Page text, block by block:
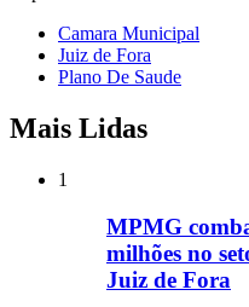
Camara Municipal
Juiz de Fora
Plano De Saude
Mais Lidas
1
MPMG
milhões no
Juiz de Fora